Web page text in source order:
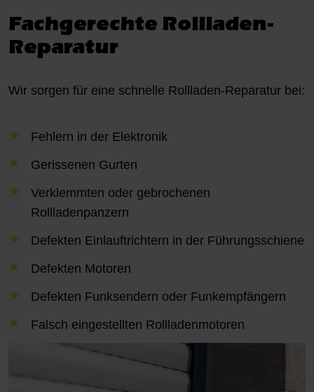
Fachgerechte Rollladen-
Reparatur
Wir sorgen für eine schnelle Rollladen-Reparatur bei:
Fehlern in der Elektronik
Gerissenen Gurten
Verklemmten oder gebrochenen
Rollladenpanzern
Defekten Einlauftrichtern in der Führungsschiene
Defekten Motoren
Defekten Funksendern oder Funkempfängern
Falsch eingestellten Rollladenmotoren